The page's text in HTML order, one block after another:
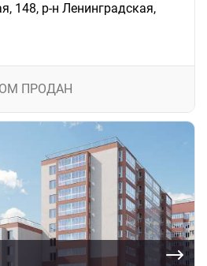
148, р-н Ленинградская,
ПРОДАН